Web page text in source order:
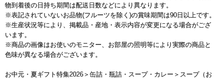
物到着後の日持ち期間は配送日数などにより異なります。
※表記されていないお品物(フルーツを除く)の賞味期間は90日以上です。
※生産状況等により、掲載品・産地・表示内容が変更になる場合がござ
います。
※商品の画像はお使いのモニター、お部屋の照明等により実際の商品と
色味が異なる場合がございます。
お中元・夏ギフト特集2026 ＞ 缶詰・瓶詰・スープ・カレー ＞ スープ（お